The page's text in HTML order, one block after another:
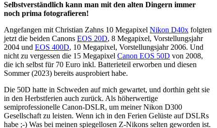
Selbstverständlich kann man mit den alten Dingern immer
noch prima fotografieren!
Angefangen mit Christian Zahns 10 Megapixel Nikon D40x folgten
jetzt die beiden Canons EOS 20D, 8 Megapixel, Vorstellungsjahr
2004 und EOS 400D, 10 Megapixel, Vorstellungsjahr 2006. Und
nicht zu vergessen die 15 Megapixel Canon EOS 50D von 2008,
die ich selbst für 70 Euro inkl. Batterieteil erworben und diesen
Sommer (2023) bereits ausprobiert habe.
Die 50D hatte in Schweden auf mich gewartet, und dorthin geht sie
in den Herbstferien auch zurück. Als höherwertige
semiprofessionelle Canon-DSLR, um meiner Nikon D300
Gesellschaft zu leisten. Wenn ich in den Ferien Gelüste auf DSLRs
habe ;-) Was bei meinen spiegellosen Z-Nikons selten geworden ist.